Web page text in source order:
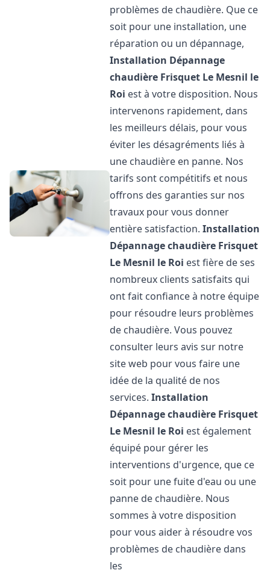
problèmes de chaudière. Que ce
soit pour une installation, une
réparation ou un dépannage,
Installation Dépannage
chaudière Frisquet Le Mesnil le
Roi est à votre disposition. Nous
intervenons rapidement, dans
les meilleurs délais, pour vous
éviter les désagréments liés à
une chaudière en panne. Nos
tarifs sont compétitifs et nous
offrons des garanties sur nos
travaux pour vous donner
entière satisfaction.Installation
Dépannage chaudière Frisquet
Le Mesnil le Roi est fière de ses
nombreux clients satisfaits qui
ont fait confiance à notre équipe
pour résoudre leurs problèmes
de chaudière. Vous pouvez
consulter leurs avis sur notre
site web pour vous faire une
idée de la qualité de nos
services.Installation
Dépannage chaudière Frisquet
Le Mesnil le Roi est également
équipé pour gérer les
interventions d'urgence, que ce
soit pour une fuite d'eau ou une
panne de chaudière. Nous
sommes à votre disposition
pour vous aider à résoudre vos
problèmes de chaudière dans
les